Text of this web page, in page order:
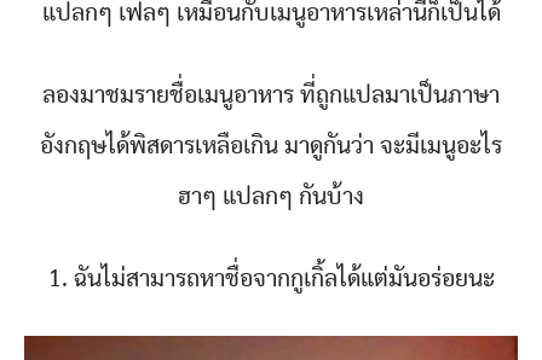
แปลกๆ เฟลๆ เหมือนกับเมนูอาหารเหล่านี้ก็เป็นได้
ลองมาชมรายชื่อเมนูอาหาร ที่ถูกแปลมาเป็นภาษา
อังกฤษได้พิสดารเหลือเกิน มาดูกันว่า จะมีเมนูอะไร
ฮาๆ แปลกๆ กันบ้าง
1. ฉันไม่สามารถหาชื่อจากกูเกิ้ลได้แต่มันอร่อยนะ